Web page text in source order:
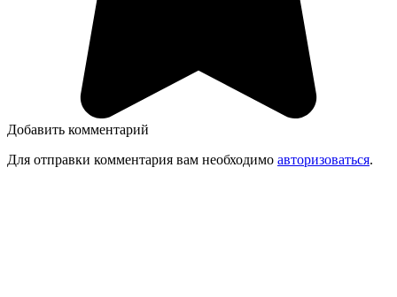
Добавить комментарий
Для отправки комментария вам необходимо авторизоваться.